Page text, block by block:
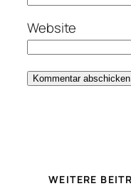
Website
WEITERE